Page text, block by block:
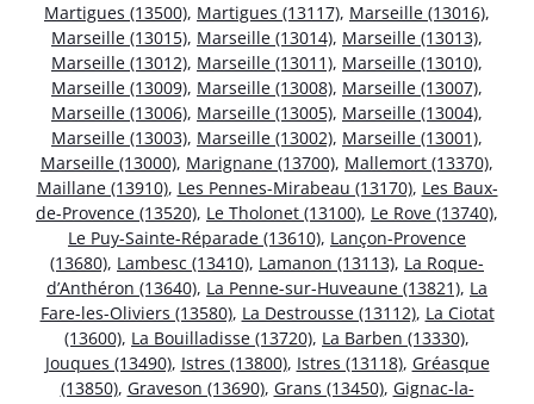
Martigues (13500), Martigues (13117), Marseille (13016),
Marseille (13015), Marseille (13014), Marseille (13013),
Marseille (13012), Marseille (13011), Marseille (13010),
Marseille (13009), Marseille (13008), Marseille (13007),
Marseille (13006), Marseille (13005), Marseille (13004),
Marseille (13003), Marseille (13002), Marseille (13001),
Marseille (13000), Marignane (13700), Mallemort (13370),
Maillane (13910), Les Pennes-Mirabeau (13170), Les Baux-
de-Provence (13520), Le Tholonet (13100), Le Rove (13740),
Le Puy-Sainte-Réparade (13610), Lançon-Provence
(13680), Lambesc (13410), Lamanon (13113), La Roque-
d’Anthéron (13640), La Penne-sur-Huveaune (13821), La
Fare-les-Oliviers (13580), La Destrousse (13112), La Ciotat
(13600), La Bouilladisse (13720), La Barben (13330),
Jouques (13490), Istres (13800), Istres (13118), Gréasque
(13850), Graveson (13690), Grans (13450), Gignac-la-